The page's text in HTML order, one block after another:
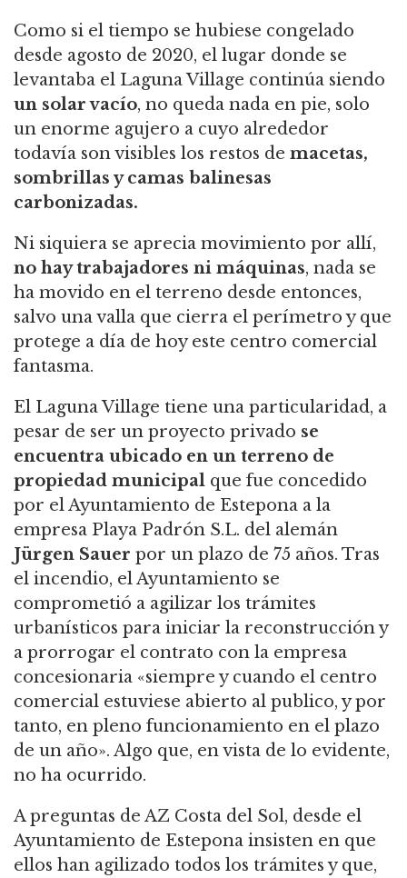
Como si el tiempo se hubiese congelado
desde agosto de 2020, el lugar donde se
levantaba el Laguna Village continúa siendo
un solar vacío, no queda nada en pie, solo
un enorme agujero a cuyo alrededor
todavía son visibles los restos de macetas,
sombrillas y camas balinesas
carbonizadas.
Ni siquiera se aprecia movimiento por allí,
no hay trabajadores ni máquinas, nada se
ha movido en el terreno desde entonces,
salvo una valla que cierra el perímetro y que
protege a día de hoy este centro comercial
fantasma.
El Laguna Village tiene una particularidad, a
pesar de ser un proyecto privado se
encuentra ubicado en un terreno de
propiedad municipal que fue concedido
por el Ayuntamiento de Estepona a la
empresa Playa Padrón S.L. del alemán
Jürgen Sauer por un plazo de 75 años. Tras
el incendio, el Ayuntamiento se
comprometió a agilizar los trámites
urbanísticos para iniciar la reconstrucción y
a prorrogar el contrato con la empresa
concesionaria «siempre y cuando el centro
comercial estuviese abierto al publico, y por
tanto, en pleno funcionamiento en el plazo
de un año». Algo que, en vista de lo evidente,
no ha ocurrido.
A preguntas de AZ Costa del Sol, desde el
Ayuntamiento de Estepona insisten en que
ellos han agilizado todos los trámites y que,